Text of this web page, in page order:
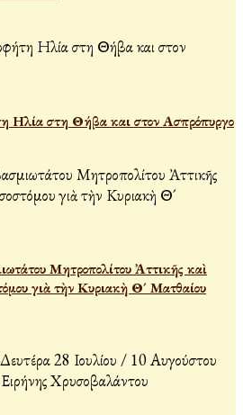
Ηλία στη Θήβα και στον Ασπρόπυργο
Μητροπολίτου Ἀττικῆς καὶ
γιὰ τὴν Κυριακὴ Θ´ Ματθαίου